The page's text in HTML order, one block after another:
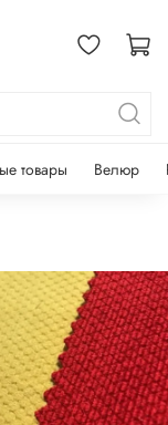
товары Велюр